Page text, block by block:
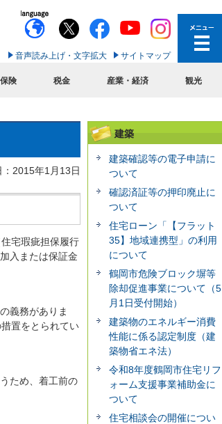
音声読み上げ・文字拡大 サイトマップ
険 税金 産業・経済 観光
：2015年1月13日
宅瑕疵担保履行
入または保証金
義務がありま
置をとられてい
ため、着工前の
建築
建築確認等の電子申請に
ついて
確認済証等の押印廃止に
ついて
住宅ローン「【フラット
35】地域連携型」の利用
について
鶴岡市危険ブロック塀等
除却促進事業について（5
月1日受付開始）
建築物のエネルギー消費
性能に係る認定制度（建
築物省エネ法）
令和8年度鶴岡市住宅リフ
ォーム支援事業補助金に
ついて
住宅相談会の開催につい